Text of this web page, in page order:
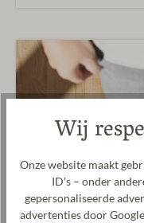
Wij
Onze website maakt
ID's – onder
gepersonaliseerde
advertenties door